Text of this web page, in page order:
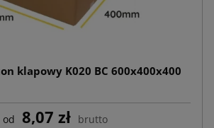
klapowy K020 BC 600x400x400
od 8,07 zł brutto